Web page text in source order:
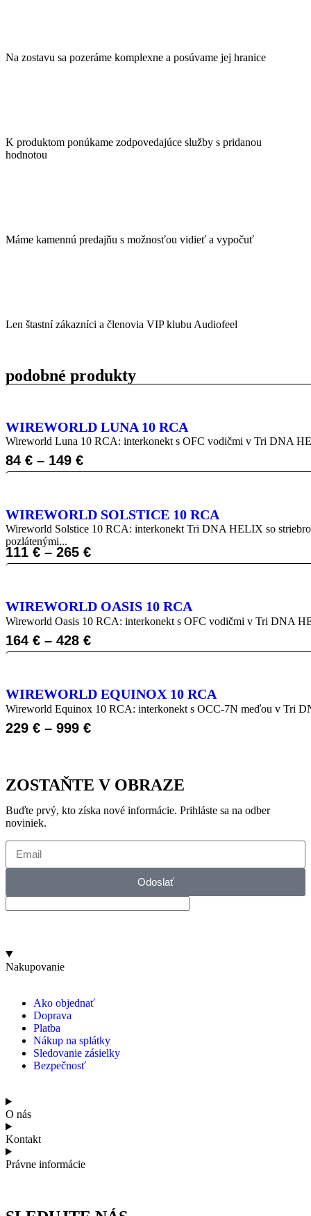
Na zostavu sa pozeráme komplexne a posúvame jej hranice
K produktom ponúkame zodpovedajúce služby s pridanou
hodnotou
Máme kamennú predajňu s možnosťou vidieť a vypočuť
Len štastní zákazníci a členovia VIP klubu Audiofeel
podobné produkty
WIREWORLD LUNA 10 RCA
Wireworld Luna 10 RCA: interkonekt s OFC vodičmi v Tri DNA
84 € – 149 €
WIREWORLD SOLSTICE 10 RCA
Wireworld Solstice 10 RCA: interkonekt Tri DNA HELIX so
pozlátenými...
111 € – 265 €
WIREWORLD OASIS 10 RCA
Wireworld Oasis 10 RCA: interkonekt s OFC vodičmi v Tri DNA
164 € – 428 €
WIREWORLD EQUINOX 10 RCA
Wireworld Equinox 10 RCA: interkonekt s OCC-7N meďou v Tri
229 € – 999 €
ZOSTAŇTE V OBRAZE
Buďte prvý, kto získa nové informácie. Prihláste sa na odber
noviniek.
Odoslať
Nakupovanie
Ako objednať
Doprava
Platba
Nákup na splátky
Sledovanie zásielky
Bezpečnosť
O nás
Kontakt
Právne informácie